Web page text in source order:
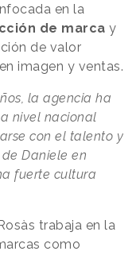
en la
de marca y
de valor
imagen y ventas.
la agencia ha
nivel nacional
con el talento y
Daniele en
fuerte cultura
trabaja en la
como